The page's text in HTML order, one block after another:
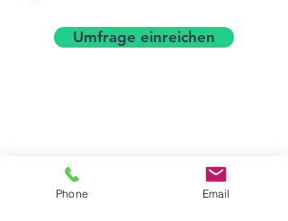
Umfrage einreichen
Phone Email